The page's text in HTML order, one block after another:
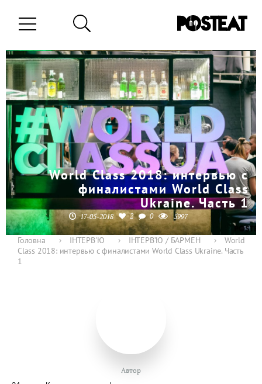
World Class 2018: интервью с
финалистами World Class
Ukraine. Часть 1
17-05-2018 2 0 5997
Головна › ІНТЕРВ'Ю › ІНТЕРВ’Ю / БАРМЕН ›
World
Class 2018: интервью с финалистами World Class Ukraine. Часть
1
Автор